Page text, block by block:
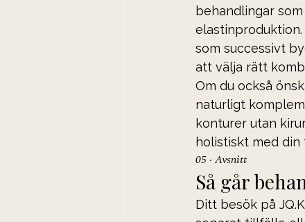
behandlingar som
som successivt
att välja rätt
Om du också
naturligt
konturer utan
holistiskt med din
05 · Avsnitt
Så går
Ditt besök på